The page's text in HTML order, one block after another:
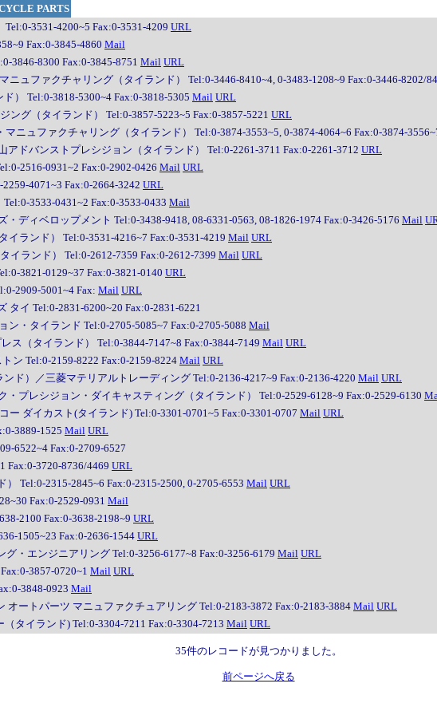
PARTS
3531-4200~5 Fax:0-3531-4209 URL
Fax:0-3845-4860 Mail
3846-8300 Fax:0-3845-8751 Mail URL
ニュファクチャリング（タイランド） Tel:0-3446-8410~4, 0-3483-1208~9 Fax:0-3446-8202/
） Tel:0-3818-5300~4 Fax:0-3818-5305 Mail URL
ング（タイランド） Tel:0-3857-5223~5 Fax:0-3857-5221 URL
マニュファクチャリング（タイランド） Tel:0-3874-3553~5, 0-3874-4064~6 Fax:0-3874-
アドバンストプレシジョン（タイランド） Tel:0-2261-3711 Fax:0-2261-3712 URL
2516-0931~2 Fax:0-2902-0426 Mail URL
4071~3 Fax:0-2664-3242 URL
3533-0431~2 Fax:0-3533-0433 Mail
・ディベロップメント Tel:0-3438-9418, 08-6331-0563, 08-1826-1974 Fax:0-3426-5176 Mail
イランド） Tel:0-3531-4216~7 Fax:0-3531-4219 Mail URL
イランド） Tel:0-2612-7359 Fax:0-2612-7399 Mail URL
3821-0129~37 Fax:0-3821-0140 URL
2909-5001~4 Fax: Mail URL
タイ Tel:0-2831-6200~20 Fax:0-2831-6221
ン・タイランド Tel:0-2705-5085~7 Fax:0-2705-5088 Mail
ス（タイランド） Tel:0-3844-7147~8 Fax:0-3844-7149 Mail URL
ン Tel:0-2159-8222 Fax:0-2159-8224 Mail URL
ド）／三菱マテリアルトレーディング Tel:0-2136-4217~9 Fax:0-2136-4220 Mail URL
・プレシジョン・ダイキャスティング（タイランド） Tel:0-2529-6128~9 Fax:0-2529-6130
ー ダイカスト(タイランド) Tel:0-3301-0701~5 Fax:0-3301-0707 Mail URL
3889-1525 Mail URL
6522~4 Fax:0-2709-6527
Fax:0-3720-8736/4469 URL
Tel:0-2315-2845~6 Fax:0-2315-2500, 0-2705-6553 Mail URL
Fax:0-2529-0931 Mail
2100 Fax:0-3638-2198~9 URL
1505~23 Fax:0-2636-1544 URL
グ・エンジニアリング Tel:0-3256-6177~8 Fax:0-3256-6179 Mail URL
3857-0720~1 Mail URL
3848-0923 Mail
オートパーツ マニュファクチュアリング Tel:0-2183-3872 Fax:0-2183-3884Mail URL
タイランド) Tel:0-3304-7211 Fax:0-3304-7213 Mail URL
35件のレコードが見つかりました。
前ページへ戻る